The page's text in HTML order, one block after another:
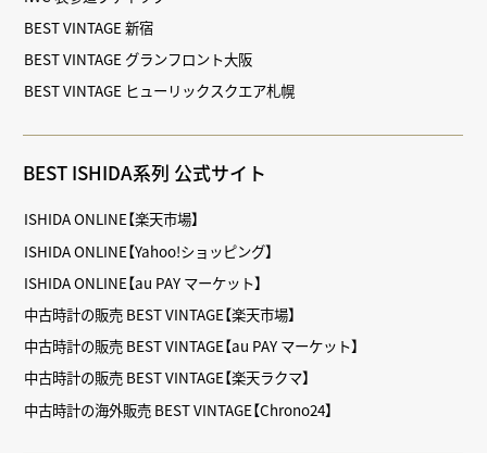
BEST VINTAGE 新宿
BEST VINTAGE グランフロント大阪
BEST VINTAGE ヒューリックスクエア札幌
BEST ISHIDA系列 公式サイト
ISHIDA ONLINE【楽天市場】
ISHIDA ONLINE【Yahoo!ショッピング】
ISHIDA ONLINE【au PAY マーケット】
中古時計の販売 BEST VINTAGE【楽天市場】
中古時計の販売 BEST VINTAGE【au PAY マーケット】
中古時計の販売 BEST VINTAGE【楽天ラクマ】
中古時計の海外販売 BEST VINTAGE【Chrono24】